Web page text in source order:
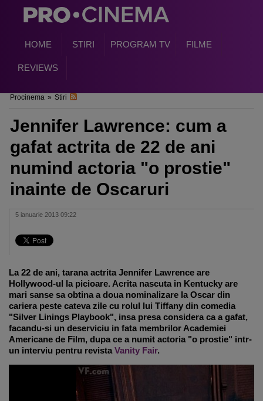
HOME STIRI PROGRAM TV FILME
REVIEWS
Procinema » Stiri
Jennifer Lawrence: cum a
gafat actrita de 22 de ani
numind actoria "o prostie"
inainte de Oscaruri
5 ianuarie 2013 09:22
La 22 de ani, tarana actrita Jennifer Lawrence are
Hollywood-ul la picioare. Acrita nascuta in Kentucky are
mari sanse sa obtina a doua nominalizare la Oscar din
cariera peste cateva zile cu rolul lui Tiffany din comedia
"Silver Linings Playbook", insa presa considera ca a gafat,
facandu-si un deserviciu in fata membrilor Academiei
Americane de Film, dupa ce a numit actoria "o prostie" intr-
un interviu pentru revista Vanity Fair.